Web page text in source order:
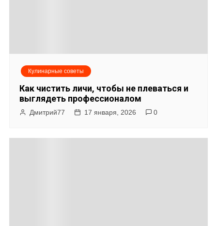
Кулинарные советы
Как чистить личи, чтобы не плеваться и
выглядеть профессионалом
Дмитрий77 17 января, 2026 0